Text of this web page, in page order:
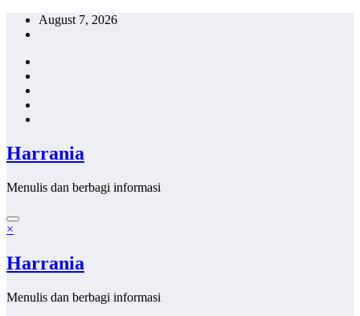
Skip
August 7, 2026
Harrania
Menulis dan berbagi informasi
×
Harrania
Menulis dan berbagi informasi